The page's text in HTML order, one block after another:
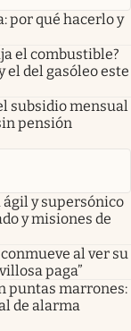
por qué hacerlo y
el combustible?
el del gasóleo este
subsidio mensual
pensión
ágil y supersónico
y misiones de
al ver su
paga”
puntas marrones:
de alarma
pestaña
nueva pestaña
en nueva pestaña